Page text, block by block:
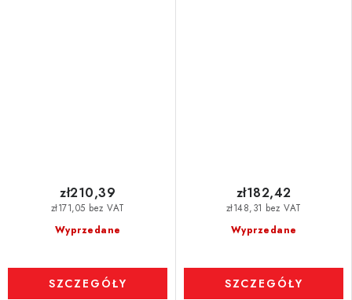
Wyprzedane
zł171,05 bez VAT
zł210,39
SZCZEGÓŁY
Wyprzedane
zł148,31 bez VAT
zł182,42
SZCZEGÓŁY